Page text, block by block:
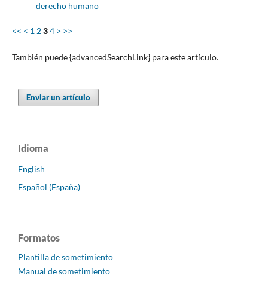
derecho humano
<< < 1 234 > >>
También puede {advancedSearchLink} para este artículo.
Enviar un artículo
Idioma
English
Español (España)
Formatos
Plantilla de sometimiento
Manual de sometimiento